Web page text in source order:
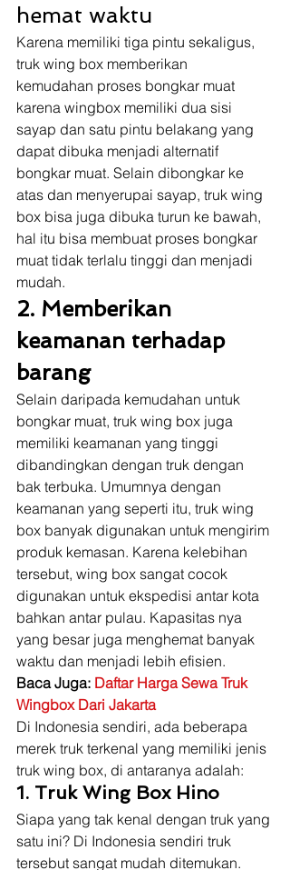
hemat waktu
Karena memiliki tiga pintu sekaligus,
truk wing box memberikan
kemudahan proses bongkar muat
karena wingbox memiliki dua sisi
sayap dan satu pintu belakang yang
dapat dibuka menjadi alternatif
bongkar muat. Selain dibongkar ke
atas dan menyerupai sayap, truk wing
box bisa juga dibuka turun ke bawah,
hal itu bisa membuat proses bongkar
muat tidak terlalu tinggi dan menjadi
mudah.
2. Memberikan
keamanan terhadap
barang
Selain daripada kemudahan untuk
bongkar muat, truk wing box juga
memiliki keamanan yang tinggi
dibandingkan dengan truk dengan
bak terbuka. Umumnya dengan
keamanan yang seperti itu, truk wing
box banyak digunakan untuk mengirim
produk kemasan. Karena kelebihan
tersebut, wing box sangat cocok
digunakan untuk ekspedisi antar kota
bahkan antar pulau. Kapasitas nya
yang besar juga menghemat banyak
waktu dan menjadi lebih efisien.
Baca Juga: Daftar Harga Sewa Truk
Wingbox Dari Jakarta
Di Indonesia sendiri, ada beberapa
merek truk terkenal yang memiliki jenis
truk wing box, di antaranya adalah:
1. Truk Wing Box Hino
Siapa yang tak kenal dengan truk yang
satu ini? Di Indonesia sendiri truk
tersebut sangat mudah ditemukan.